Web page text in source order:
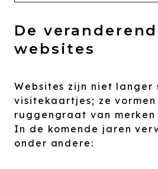
De
websites
Websites zijn niet langer
visitekaartjes; ze
ruggengraat van
In de komende jaren
onder andere: